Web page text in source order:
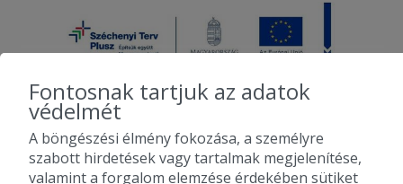
2010-2026 Copyright - Falatozz.hu - Diston-line Kft.
Fontosnak tartjuk az adatok
védelmét
A böngészési élmény fokozása, a személyre
szabott hirdetések vagy tartalmak megjelenítése,
valamint a forgalom elemzése érdekében sütiket